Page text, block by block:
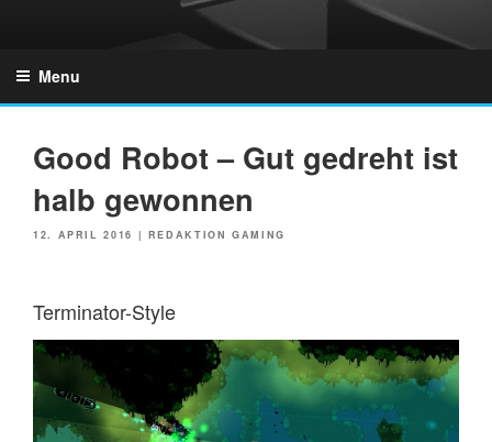
Menu
Good Robot – Gut gedreht ist
halb gewonnen
POSTED
12. APRIL 2016 | REDAKTION GAMING
Terminator-Style